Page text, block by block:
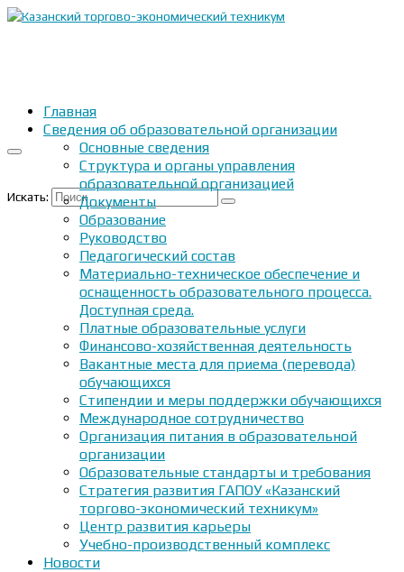
Искать:
Главная
Сведения об образовательной организации
Основные сведения
Структура и органы управления
образовательной организацией
Документы
Образование
Руководство
Педагогический состав
Материально-техническое обеспечение и
оснащенность образовательного процесса.
Доступная среда.
Платные образовательные услуги
Финансово-хозяйственная деятельность
Вакантные места для приема (перевода)
обучающихся
Стипендии и меры поддержки обучающихся
Международное сотрудничество
Организация питания в образовательной
организации
Образовательные стандарты и требования
Стратегия развития ГАПОУ «Казанский
торгово-экономический техникум»
Центр развития карьеры
Учебно-производственный комплекс
Новости